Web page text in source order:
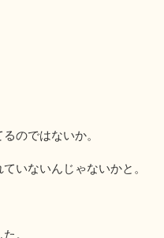
のではないか。
いないんじゃないかと。
。